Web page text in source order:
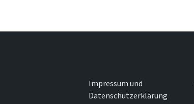
Impressum und
Datenschutzerklärung